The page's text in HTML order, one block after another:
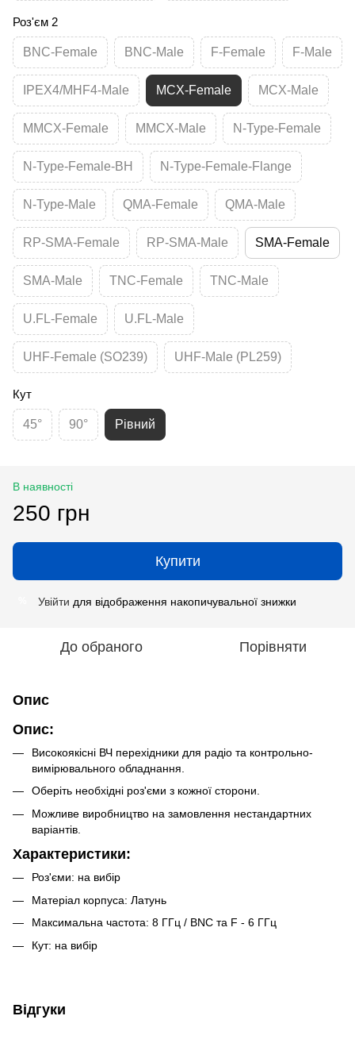
Роз'єм 2
BNC-Female BNC-Male F-Female F-Male
IPEX4/MHF4-Male MCX-Female MCX-Male
MMCX-Female MMCX-Male N-Type-Female
N-Type-Female-BH N-Type-Female-Flange
N-Type-Male QMA-Female QMA-Male
RP-SMA-Female RP-SMA-Male SMA-Female
SMA-Male TNC-Female TNC-Male
U.FL-Female U.FL-Male
UHF-Female (SO239) UHF-Male (PL259)
Кут
45° 90° Рівний
В наявності
250 грн
Купити
Увійти для відображення накопичувальної знижки
До обраного Порівняти
Опис
Опис:
Високоякісні ВЧ перехідники для радіо та контрольно-
вимірювального обладнання.
Оберіть необхідні роз'єми з кожної сторони.
Можливе виробництво на замовлення нестандартних
варіантів.
Характеристики:
Роз'єми: на вибір
Матеріал корпуса: Латунь
Максимальна частота: 8 ГГц / BNC та F - 6 ГГц
Кут: на вибір
Відгуки